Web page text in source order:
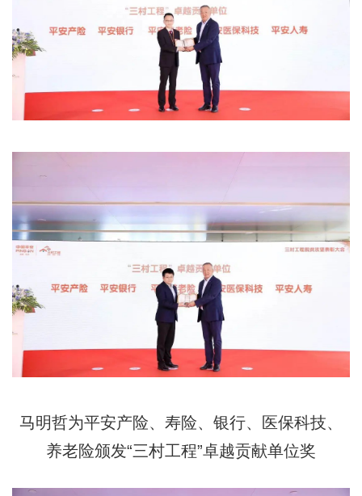
马明哲为平安产险、寿险、银行、医保科技、
养老险颁发“三村工程”卓越贡献单位奖